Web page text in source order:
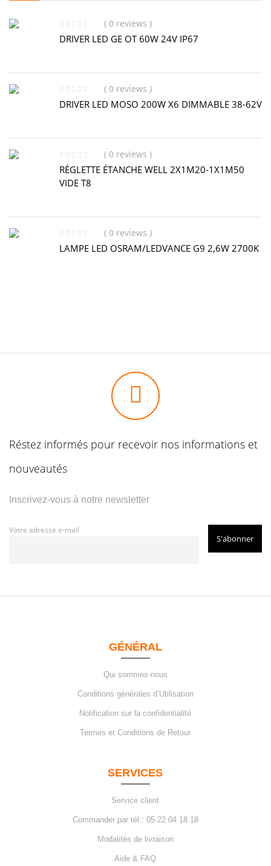
( 0 reviews )
DRIVER LED GE OT 60W 24V IP67
( 0 reviews )
DRIVER LED MOSO 200W X6 DIMMABLE 38-62V
( 0 reviews )
RÉGLETTE ÉTANCHE WELL 2X1M20-1X1M50
VIDE T8
( 0 reviews )
LAMPE LED OSRAM/LEDVANCE G9 2,6W 2700K
Réstez informés pour recevoir nos informations et
nouveautés
Inscrivez-vous à notre newsletter
Votre adresse e-mail
GÉNÉRAL
Qui sommes-nous
Conditions générales d’Utilisation
Notification sur la confidentialité
Termes et Conditions de Retour
SERVICES
Service client
Commander par tél : 05 22 04 18 18
Modalités de livraison
Aide & FAQ